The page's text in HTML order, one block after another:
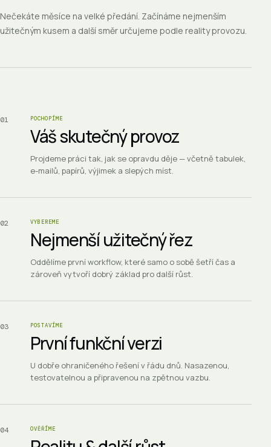
Nečekáte měsíce na velké předání. Začínáme nejmenším
užitečným kusem a další směr určujeme podle reality provozu.
01 POCHOPÍME
Váš skutečný provoz
Projdeme práci tak, jak se opravdu děje — včetně tabulek,
e-mailů, papírů, výjimek a slepých míst.
02 VYBEREME
Nejmenší užitečný řez
Oddělíme první workflow, které samo o sobě šetří čas a
zároveň vytvoří dobrý základ pro další růst.
03 POSTAVÍME
První funkční verzi
U dobře ohraničeného řešení v řádu dnů. Nasazenou,
testovatelnou a připravenou na zpětnou vazbu.
04 OVĚŘÍME